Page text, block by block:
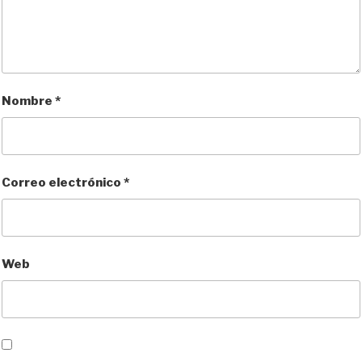
Nombre *
Correo electrónico *
Web